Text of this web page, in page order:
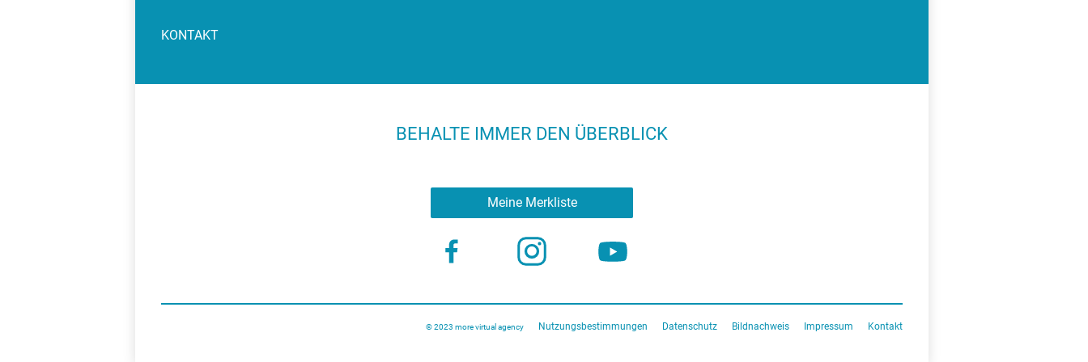
KONTAKT
BEHALTE IMMER DEN ÜBERBLICK
Meine Merkliste
© 2023 more virtual agency Nutzungsbestimmungen Datenschutz Bildnachweis Impressum Kontakt